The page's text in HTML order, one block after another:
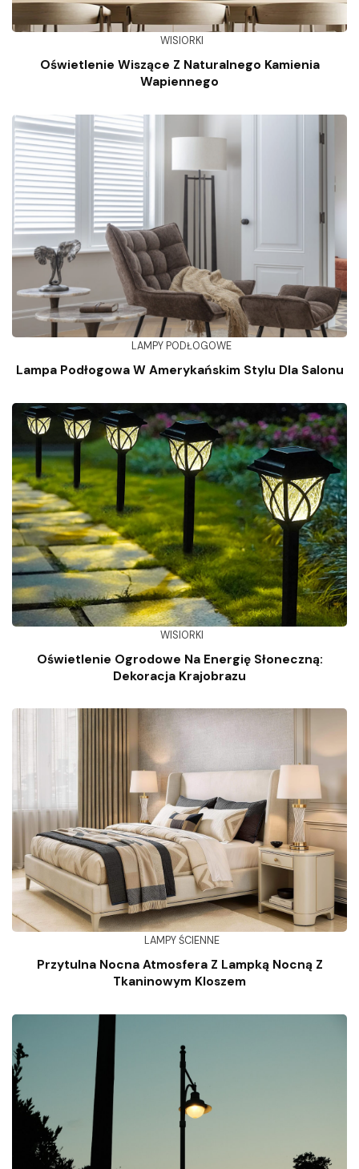
WISIORKI
Oświetlenie Wiszące Z Naturalnego Kamienia
Wapiennego
LAMPY PODŁOGOWE
Lampa Podłogowa W Amerykańskim Stylu Dla Salonu
WISIORKI
Oświetlenie Ogrodowe Na Energię Słoneczną:
Dekoracja Krajobrazu
LAMPY ŚCIENNE
Przytulna Nocna Atmosfera Z Lampką Nocną Z
Tkaninowym Kloszem